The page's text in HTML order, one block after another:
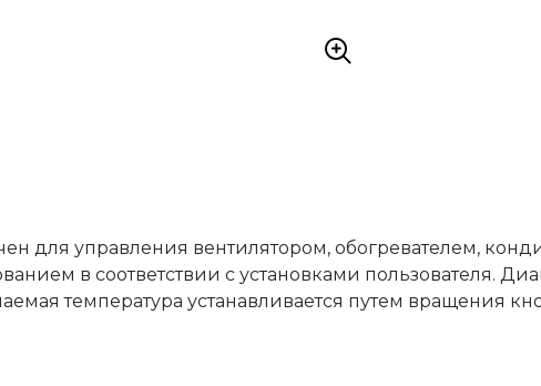
для управления вентилятором, обогревателем,
в соответствии с установками пользователя.
температура устанавливается путем вращения